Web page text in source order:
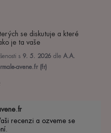
se diskutuje a které
je ta vaše
s 9. 5. 2026 dle A.A.
avene.fr (fr)
recenzi a ozveme se